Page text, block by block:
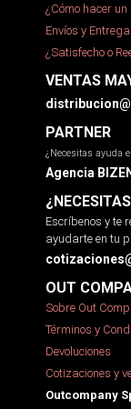
¿Cómo hacer un
Envíos y
¿Satisfecho o
VENTAS
PARTNER
¿Necesitas ayuda
Agencia BIZEN
Escríbenos y te
ayudarte en tu
OUT
Sobre Out
Términos y
Devoluciones
Cotizaciones y
Outcompany